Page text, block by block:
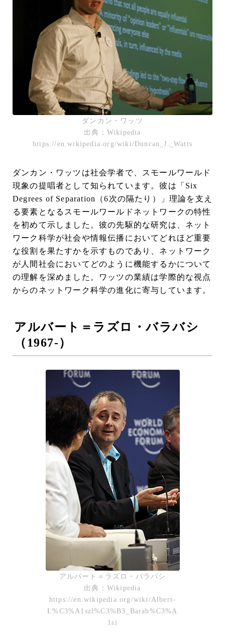
ダンカン・ワッツ
出典：Wikipedia
https://en.wikipedia.org/wiki/Duncan_J._Watts
ダンカン・ワッツは社会学者で、スモールワールド
現象の提唱者として知られています。彼は「Six
Degrees of Separation（6次の隔たり）」理論を支え
る要素となるスモールワールドネットワークの特性
を初めて示しました。彼の先駆的な研究は、ネット
ワーク科学が社会や情報伝播においてどれほど重要
な役割を果たすかを示すものであり、ネットワーク
が人間社会においてどのように機能するかについて
の理解を深めました。ワッツの業績は学際的な視点
からのネットワーク科学の進化に寄与しています。
アルバート＝ラズロ・バラバシ
（1967-）
アルバート＝ラズロ・バラバシ
出典：Wikipedia
https://en.wikipedia.org/wiki/Albert-
L%C3%A1szl%C3%B3_Barab%C3%A
1si